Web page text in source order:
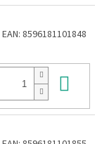
EAN: 8596181101848